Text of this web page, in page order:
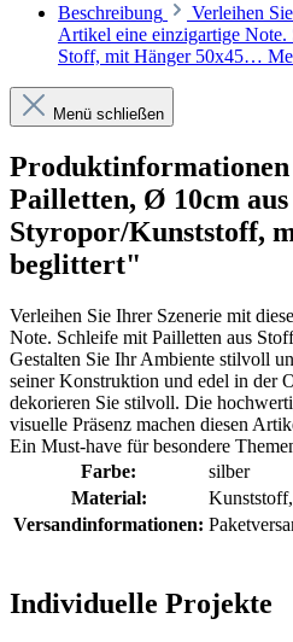
Beschreibung
Verleihen
Artikel eine einzigartige Note.
Stoff, mit Hänger 50x45…
Menü schließen
Pailletten, Ø 10cm aus
Styropor/Kunststoff,
beglittert"
Verleihen Sie Ihrer Szenerie mit
Note. Schleife mit Pailletten aus
Gestalten Sie Ihr Ambiente stilvoll
seiner Konstruktion und edel in der
dekorieren Sie stilvoll. Die
visuelle Präsenz machen diesen
Ein Must-have für besondere
Farbe:
silber
Material:
Kunststoff
Versandinformationen:
Individuelle Projekte